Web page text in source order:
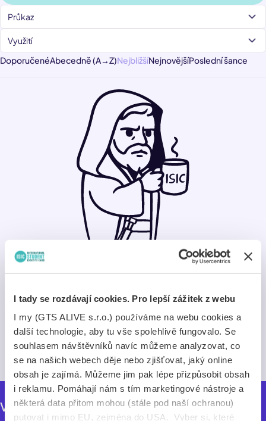
I tady se rozdávají cookies. Pro lepší zážitek z webu
I my (GTS ALIVE s.r.o.) používáme na webu cookies a
další technologie, aby tu vše spolehlivě fungovalo. Se
souhlasem návštěvníků navíc můžeme analyzovat, co
se na našich webech děje nebo zjišťovat, jaký online
obsah je zajímá. Můžeme jim pak lépe přizpůsobit obsah
i reklamu. Pomáhají nám s tím marketingové nástroje a
některá data přitom mohou (stále pod naší ochranou)
putovat i mimo EU, zejména do USA. Vyber si, které
Průkaz
Využití
DoporučenéAbecedně (A→Z)NejbližšíNejnovějšíPoslední šance
Nemožné... že by v našich
archivech chyběly údaje?
Pokud něco nenajdeš v našich archivech, neexistuje
to.
Zkusit znovu
Vybrali jsme pro tebe